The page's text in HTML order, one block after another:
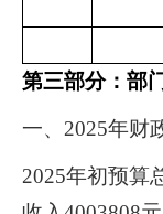
第三部分：部
一、 2025年财
2025年初预算